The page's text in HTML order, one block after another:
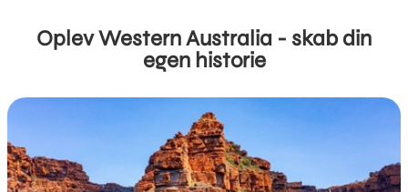
Oplev Western Australia - skab din
egen historie